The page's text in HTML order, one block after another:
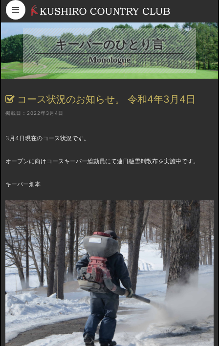
コンテンツへスキップ
キーパーのひとり言
Monologue
コース状況のお知らせ。 令和4年3月4日
掲載日：2022年3月4日
3月4日現在のコース状況です。
オープンに向けコースキーパー総動員にて連日融雪剤散布を実施中です。
キーパー畑本